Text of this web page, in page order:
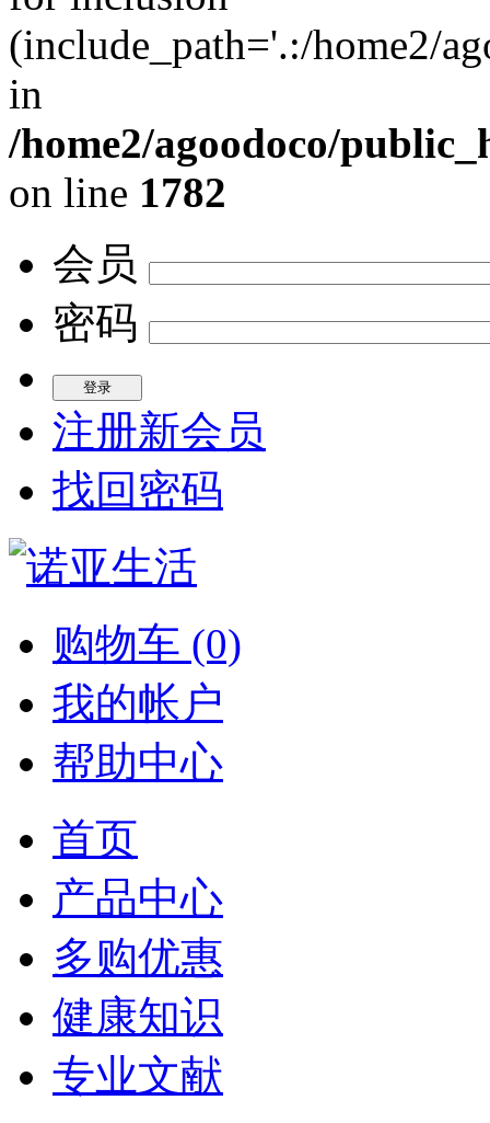
(include_path='.:/home2/
in
/home2/agoodoco/
on line 1782
会员
密码
注册新会员
找回密码
购物车 (0)
我的帐户
帮助中心
首页
产品中心
多购优惠
健康知识
专业文献